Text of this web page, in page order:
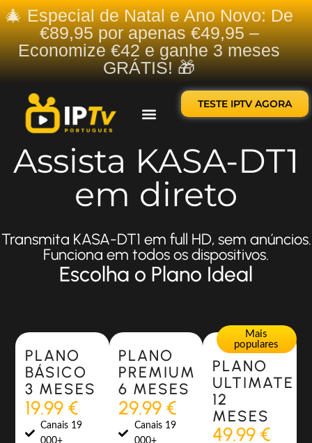
🎄 Especial de Natal e Ano Novo: De
€89,95 por apenas €49,95 –
Economize €42 e ganhe 3 meses
GRÁTIS! 🎁
TESTE IPTV AGORA
Assista KASA-DT1
em direto
Transmita KASA-DT1 em full HD, sem anúncios.
Funciona em todos os dispositivos.
Escolha o Plano Ideal
Most Popular
PLANO
BÁSICO
3 MESES
19.99 €
Canais 19
000+
Most Popular
PLANO
PREMIUM
6 MESES
29.99 €
Canais 19
000+
Mais
populares
PLANO
ULTIMATE
12
MESES
49.99 €